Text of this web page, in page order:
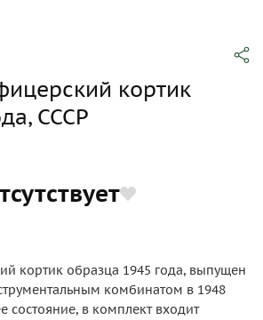
кортик
СССР
кортик образца 1945 года, выпущен
комбинатом в 1948
состояние, в комплект входит